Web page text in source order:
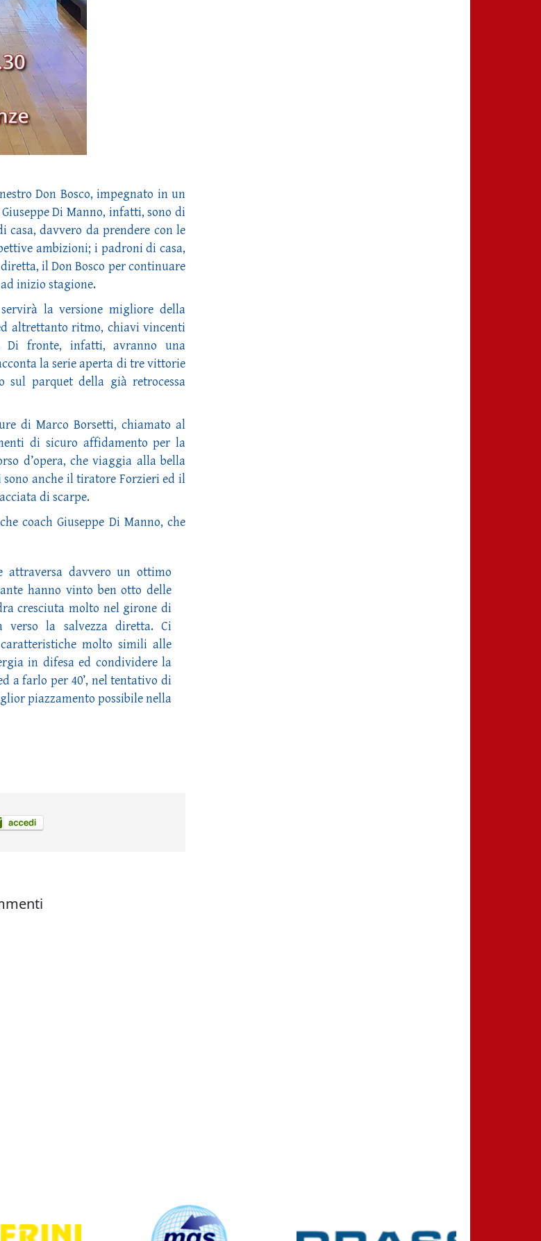
Don Bosco, impegnato in un
Di Manno, infatti, sono di
casa, davvero da prendere con le
ambizioni; i padroni di casa,
il Don Bosco per continuare
inizio stagione.
la versione migliore della
altrettanto ritmo, chiavi vincenti
Di fronte, infatti, avranno una
la serie aperta di tre vittorie
sul parquet della già retrocessa
di Marco Borsetti, chiamato al
di sicuro affidamento per la
d’opera, che viaggia alla bella
anche il tiratore Forzieri ed il
di scarpe.
coach Giuseppe Di Manno, che
attraversa davvero un ottimo
hanno vinto ben otto delle
cresciuta molto nel girone di
la salvezza diretta. Ci
molto simili alle
in difesa ed condividere la
a farlo per 40’, nel tentativo di
piazzamento possibile nella